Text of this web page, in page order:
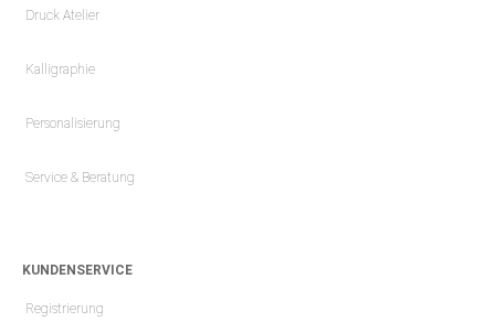
Druck Atelier
Kalligraphie
Personalisierung
Service & Beratung
KUNDENSERVICE
Registrierung